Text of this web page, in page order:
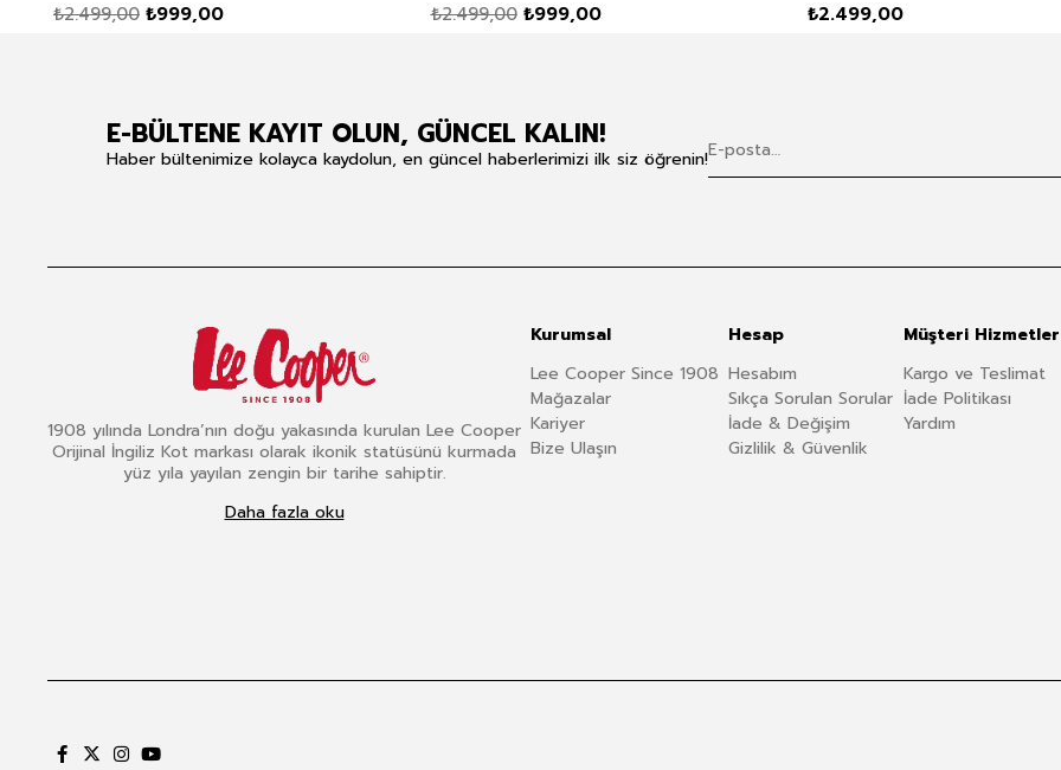
₺999,00
₺2.499,00 ₺999,00
₺2.499,00 ₺2.499,00
E-BÜLTENE KAYIT OLUN, GÜNCEL KALIN!
Haber bültenimize kolayca kaydolun, en güncel haberlerimizi ilk siz öğrenin!
1908 yılında Londra’nın doğu yakasında kurulan Lee Cooper
Orijinal İngiliz Kot markası olarak ikonik statüsünü kurmada
yüz yıla yayılan zengin bir tarihe sahiptir.
Daha fazla oku
Kurumsal
Lee Cooper Since 1908
Mağazalar
Kariyer
Bize Ulaşın
Hesap
Hesabım
Sıkça Sorulan Sorular
İade & Değişim
Gizlilik & Güvenlik
Müşteri
Kargo ve Teslimat
İade Politikası
Yardım